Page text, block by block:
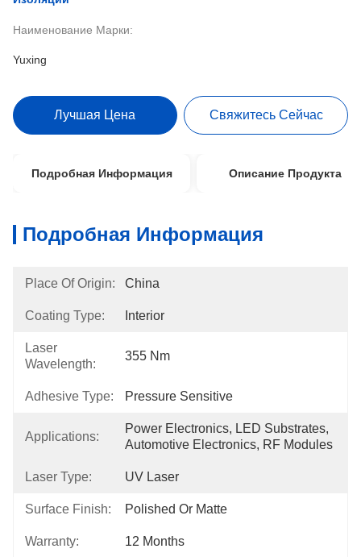
Наименование Марки:
Yuxing
Лучшая Цена Свяжитесь Сейчас
Подробная Информация Описание Продукта
Подробная Информация
Place Of Origin: China
Coating Type: Interior
Laser
Wavelength:
355 Nm
Adhesive Type: Pressure Sensitive
Applications:
Power Electronics, LED Substrates,
Automotive Electronics, RF Modules
Laser Type: UV Laser
Surface Finish: Polished Or Matte
Warranty: 12 Months